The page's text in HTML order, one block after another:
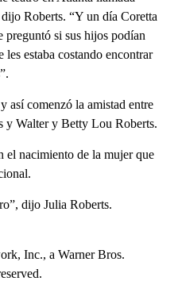
Roberts. “Y un día Coretta
si sus hijos podían
les estaba costando encontrar
así comenzó la amistad entre
y Walter y Betty Lou Roberts.
el nacimiento de la mujer que
dijo Julia Roberts.
Inc., a Warner Bros.